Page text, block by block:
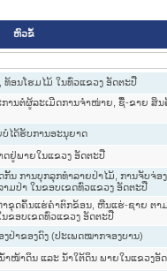
ຫົວຂໍ້
ອນໂຮມໄມ້ ໃນທົ່ວແຂວງ ອັດຕະປື
ານຕໍ່ຜູ້ລະເມີດການຈຳໜ່າຍ, ຊື້-ຂາຍ ສິນ
ໄດ້ຮັບການອະນຸຍາດ
ດຢູ່ພາຍໃນແຂວງ ອັດຕະປື
ນ ການບຸກລຸກທຳລາຍປ່າໄມ້, ການຈັບຈ່ອ
ມປ່າ ໃນຂອບເຂດທົ່ວແຂວງ ອັດຕະປື
ຂຸດຄົ້ນແຮ່ຄຳຕົກຂ້ອນ, ຫີນແຮ່-ຊາຍ ຕາ
ຂອບເຂດທົ່ວແຂວງ ອັດຕະປື
ປ່າຂອງດົງ (ປະເພດໝາກຈອງບານ)
ຳໜ້າດິນ ແລະ ນ້ຳໃຕ້ດິນ ພາຍໃນແຂວງອັ